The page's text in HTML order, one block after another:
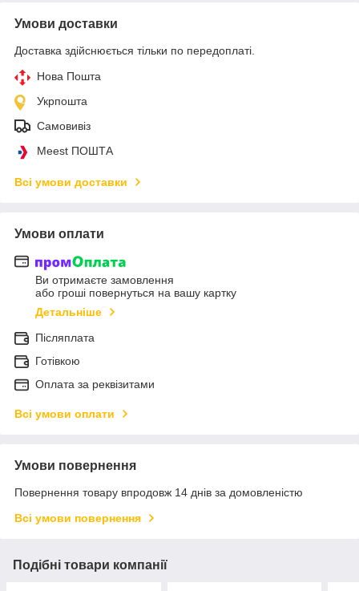
Умови доставки
Доставка здійснюється тільки по передоплаті.
Нова Пошта
Укрпошта
Самовивіз
Meest ПОШТА
Всі умови доставки
Умови оплати
Ви отримаєте замовлення
або гроші повернуться на вашу картку
Детальніше
Післяплата
Готівкою
Оплата за реквізитами
Всі умови оплати
Умови повернення
Повернення товару впродовж 14 днів за домовленістю
Всі умови повернення
Подібні товари компанії